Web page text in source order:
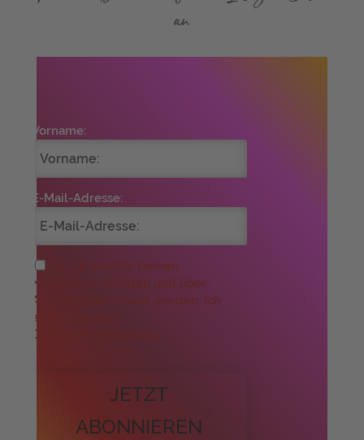
an
Vorname:
E-Mail-Adresse:
Ja, ich möchte Deinen
Newsletter erhalten und über
Angebote informiert werden. Ich
akzeptiere die
Datenschutzerklärung.
JETZT
ABONNIEREN